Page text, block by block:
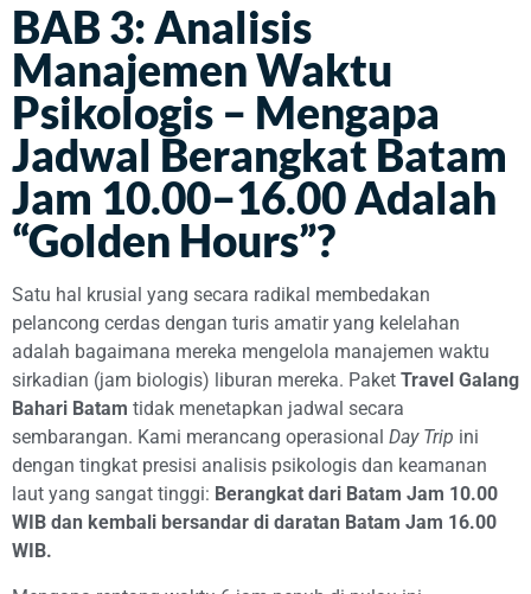
BAB 3: Analisis
Manajemen Waktu
Psikologis – Mengapa
Jadwal Berangkat Batam
Jam 10.00–16.00 Adalah
“Golden Hours”?
Satu hal krusial yang secara radikal membedakan
pelancong cerdas dengan turis amatir yang kelelahan
adalah bagaimana mereka mengelola manajemen waktu
sirkadian (jam biologis) liburan mereka. Paket Travel Galang
Bahari Batam tidak menetapkan jadwal secara
sembarangan. Kami merancang operasional Day Trip ini
dengan tingkat presisi analisis psikologis dan keamanan
laut yang sangat tinggi: Berangkat dari Batam Jam 10.00
WIB dan kembali bersandar di daratan Batam Jam 16.00
WIB.